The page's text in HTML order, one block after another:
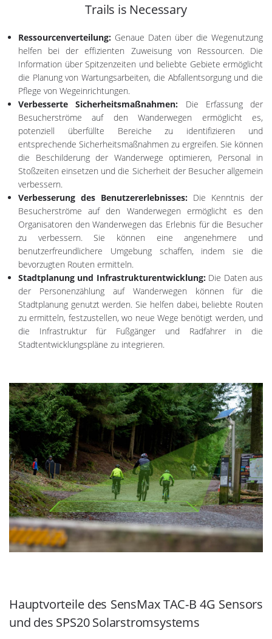
Trails is Necessary
Ressourcenverteilung: Genaue Daten über die Wegenutzung
helfen bei der effizienten Zuweisung von Ressourcen. Die
Information über Spitzenzeiten und beliebte Gebiete ermöglicht
die Planung von Wartungsarbeiten, die Abfallentsorgung und die
Pflege von Wegeinrichtungen.
Verbesserte Sicherheitsmaßnahmen: Die Erfassung der
Besucherströme auf den Wanderwegen ermöglicht es,
potenziell überfüllte Bereiche zu identifizieren und
entsprechende Sicherheitsmaßnahmen zu ergreifen. Sie können
die Beschilderung der Wanderwege optimieren, Personal in
Stoßzeiten einsetzen und die Sicherheit der Besucher allgemein
verbessern.
Verbesserung des Benutzererlebnisses: Die Kenntnis der
Besucherströme auf den Wanderwegen ermöglicht es den
Organisatoren den Wanderwegen das Erlebnis für die Besucher
zu verbessern. Sie können eine angenehmere und
benutzerfreundlichere Umgebung schaffen, indem sie die
bevorzugten Routen ermitteln.
Stadtplanung und Infrastrukturentwicklung: Die Daten aus
der Personenzählung auf Wanderwegen können für die
Stadtplanung genutzt werden. Sie helfen dabei, beliebte Routen
zu ermitteln, festzustellen, wo neue Wege benötigt werden, und
die Infrastruktur für Fußgänger und Radfahrer in die
Stadtentwicklungspläne zu integrieren.
Hauptvorteile des SensMax TAC-B 4G Sensors
und des SPS20 Solarstromsystems